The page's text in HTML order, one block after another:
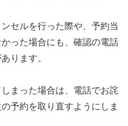
セルを行った際や、予約当
った場合にも、確認の電話
ります。
まった場合は、電話でお詫
予約を取り直すようにしま